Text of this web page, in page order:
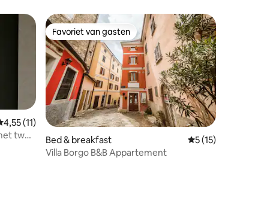
beoordeling van 4,55 op 5, 11 recensies
4,55 (11)
twee
Favoriet van gasten
Favoriet van gasten
Bed & breakfast Gemiddelde
5 (15)
Villa Borgo B&B Appartement